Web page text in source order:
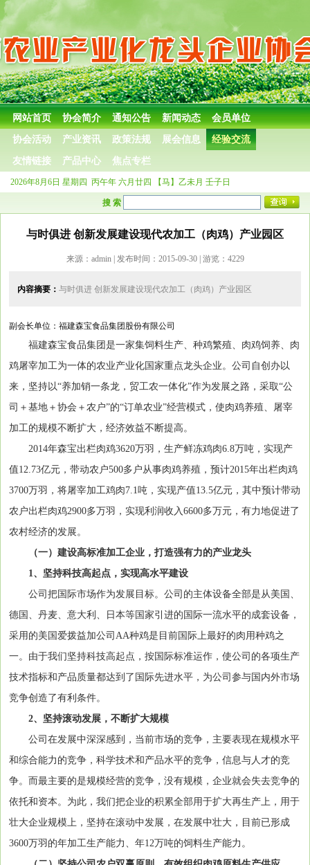
网站首页 协会简介 通知公告 新闻动态 会员单位
协会活动 产业资讯 政策法规 展会信息 经验交流
友情链接 产品中心 焦点专栏
2026年8月6日 星期四 丙午年 六月廿四 【马】乙未月 壬子日
搜 索
与时俱进 创新发展建设现代农加工（肉鸡）产业园区
来源：admin | 发布时间：2015-09-30 | 游览：4229
内容摘要： 与时俱进 创新发展建设现代农加工（肉鸡）产业园区
副会长单位：福建森宝食品集团股份有限公司
福建森宝食品集团是一家集饲料生产、种鸡繁殖、肉鸡饲养、肉
鸡屠宰加工为一体的农业产业化国家重点龙头企业。公司自创办以
来，坚持以“养加销一条龙，贸工农一体化”作为发展之路，采取“公
司＋基地＋协会＋农户”的“订单农业”经营模式，使肉鸡养殖、屠宰
加工的规模不断扩大，经济效益不断提高。
2014年森宝出栏肉鸡3620万羽，生产鲜冻鸡肉6.8万吨，实现产
值12.73亿元，带动农户500多户从事肉鸡养殖，预计2015年出栏肉鸡
3700万羽，将屠宰加工鸡肉7.1吨，实现产值13.5亿元，其中预计带动
农户出栏肉鸡2900多万羽，实现利润收入6600多万元，有力地促进了
农村经济的发展。
（一）建设高标准加工企业，打造强有力的产业龙头
1、坚持科技高起点，实现高水平建设
公司把国际市场作为发展目标。公司的主体设备全部是从美国、
德国、丹麦、意大利、日本等国家引进的国际一流水平的成套设备，
采用的美国爱拨益加公司AA种鸡是目前国际上最好的肉用种鸡之
一。由于我们坚持科技高起点，按国际标准运作，使公司的各项生产
技术指标和产品质量都达到了国际先进水平，为公司参与国内外市场
竞争创造了有利条件。
2、坚持滚动发展，不断扩大规模
公司在发展中深深感到，当前市场的竞争，主要表现在规模水平
和综合能力的竞争，科学技术和产品水平的竞争，信息与人才的竞
争。而最主要的是规模经营的竞争，没有规模，企业就会失去竞争的
依托和资本。为此，我们把企业的积累全部用于扩大再生产上，用于
壮大企业规模上，坚持在滚动中发展，在发展中壮大，目前已形成
3600万羽的年加工生产能力、年12万吨的饲料生产能力。